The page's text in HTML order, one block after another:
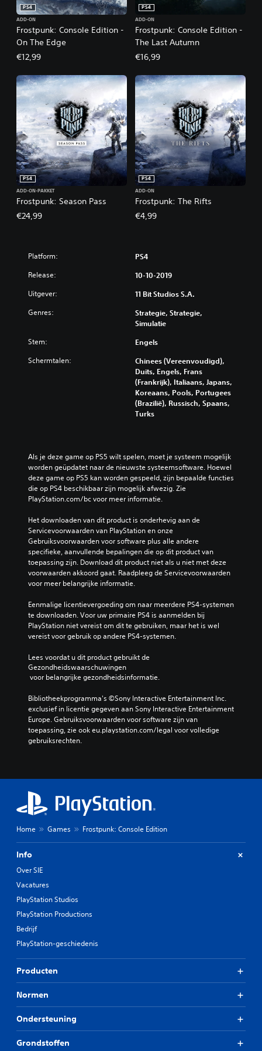
Frostpunk: Console Edition -
On The Edge
PS4
ADD-ON
€12,99
Frostpunk: Console Edition -
The Last Autumn
PS4
ADD-ON
€16,99
Frostpunk: Season Pass
PS4
ADD-ON-PAKKET
€24,99
Frostpunk: The Rifts
PS4
ADD-ON
€4,99
Platform: PS4
Release: 10-10-2019
Uitgever: 11 Bit Studios S.A.
Genres:
Strategie, Strategie,
Simulatie
Stem: Engels
Schermtalen:
Chinees (Vereenvoudigd),
Duits, Engels, Frans
(Frankrijk), Italiaans, Japans,
Koreaans, Pools, Portugees
(Brazilië), Russisch, Spaans,
Turks
Als je deze game op PS5 wilt spelen, moet je systeem mogelijk
worden geüpdatet naar de nieuwste systeemsoftware. Hoewel
deze game op PS5 kan worden gespeeld, zijn bepaalde functies
die op PS4 beschikbaar zijn mogelijk afwezig. Zie
PlayStation.com/bc voor meer informatie.
Het downloaden van dit product is onderhevig aan de
Servicevoorwaarden van PlayStation en onze
Gebruiksvoorwaarden voor software plus alle andere
specifieke, aanvullende bepalingen die op dit product van
toepassing zijn. Download dit product niet als u niet met deze
voorwaarden akkoord gaat. Raadpleeg de Servicevoorwaarden
voor meer belangrijke informatie.
Eenmalige licentievergoeding om naar meerdere PS4-systemen
te downloaden. Voor uw primaire PS4 is aanmelden bij
PlayStation niet vereist om dit te gebruiken, maar het is wel
vereist voor gebruik op andere PS4-systemen.
Lees voordat u dit product gebruikt de
Gezondheidswaarschuwingen
voor belangrijke gezondheidsinformatie.
Bibliotheekprogramma's ©Sony Interactive Entertainment Inc.
exclusief in licentie gegeven aan Sony Interactive Entertainment
Europe. Gebruiksvoorwaarden voor software zijn van
toepassing, zie ook eu.playstation.com/legal voor volledige
gebruiksrechten.
Home Games Frostpunk: Console Edition
Info
Over SIE
Vacatures
PlayStation Studios
PlayStation Productions
Bedrijf
PlayStation-geschiedenis
Producten
Normen
Ondersteuning
Grondstoffen